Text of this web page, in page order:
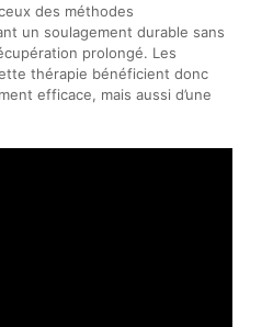
des méthodes
un soulagement durable sans
prolongé. Les
thérapie bénéficient donc
efficace, mais aussi d’une